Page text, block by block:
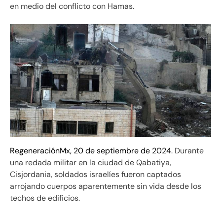
en medio del conflicto con Hamas.
RegeneraciónMx, 20 de septiembre de 2024. Durante
una redada militar en la ciudad de Qabatiya,
Cisjordania, soldados israelíes fueron captados
arrojando cuerpos aparentemente sin vida desde los
techos de edificios.